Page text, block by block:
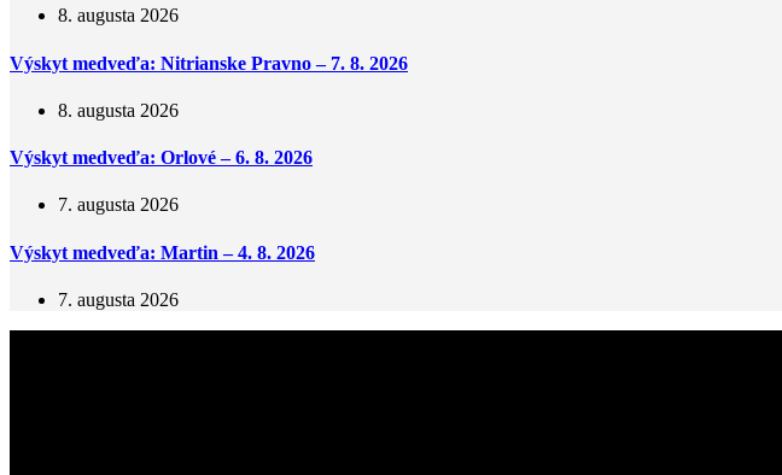
8. augusta 2026
Výskyt medveďa: Nitrianske Pravno – 7. 8. 2026
8. augusta 2026
Výskyt medveďa: Orlové – 6. 8. 2026
7. augusta 2026
Výskyt medveďa: Martin – 4. 8. 2026
7. augusta 2026